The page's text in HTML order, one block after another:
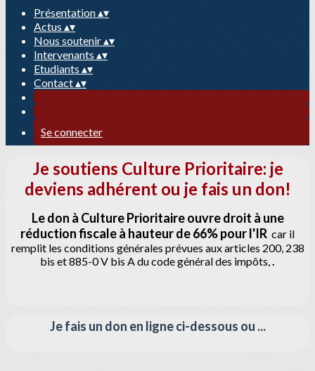
Présentation▴▾
Actus ▴▾
Nous soutenir▴▾
Intervenants ▴▾
Etudiants ▴▾
Contact▴▾
Se connecter
Je soutiens Culture Prioritaire: je
deviens adhérent ou je fais un don!
Le don à Culture Prioritaire ouvre droit à une
réduction fiscale à hauteur de 66% pour l'IR car il
remplit les conditions générales prévues aux articles 200, 238
bis et 885-0 V bis A du code général des impôts,.
Je fais un don en ligne ci-dessous ou ...